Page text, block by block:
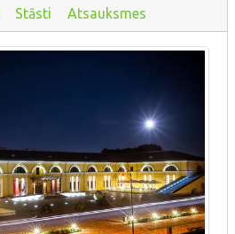
Stāsti Atsauksmes